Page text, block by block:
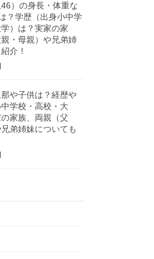
）の身長・体重な
？学歴（出身小中学
）は？実家の家
・母親）や兄弟姉
介！
や子供は？経歴や
学校・高校・大
家族、両親（父
弟姉妹についても